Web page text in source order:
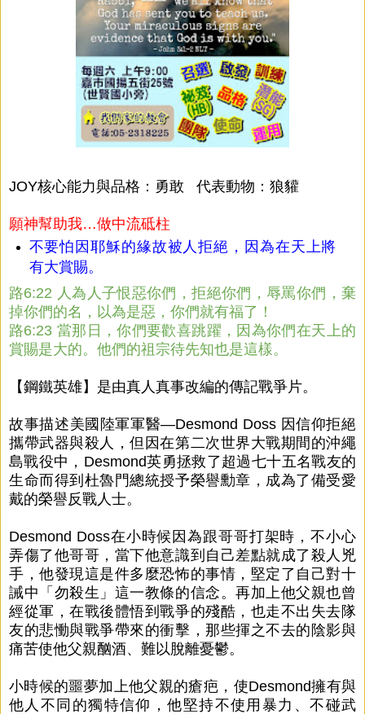
JOY核心能力與品格：勇敢 代表動物：狼貛
願神幫助我…做中流砥柱
不要怕因耶穌的緣故被人拒絕，因為在天上將
有大賞賜。
路6:22 人為人子恨惡你們，拒絕你們，辱罵你們，棄
掉你們的名，以為是惡，你們就有福了！
路6:23 當那日，你們要歡喜跳躍，因為你們在天上的
賞賜是大的。他們的祖宗待先知也是這樣。
【鋼鐵英雄】是由真人真事改編的傳記戰爭片。
故事描述美國陸軍軍醫—Desmond Doss 因信仰拒絕
攜帶武器與殺人，但因在第二次世界大戰期間的沖繩
島戰役中，Desmond英勇拯救了超過七十五名戰友的
生命而得到杜魯門總統授予榮譽勳章，成為了備受愛
戴的榮譽反戰人士。
Desmond Doss在小時候因為跟哥哥打架時，不小心
弄傷了他哥哥，當下他意識到自己差點就成了殺人兇
手，他發現這是件多麼恐怖的事情，堅定了自己對十
誡中「勿殺生」這一教條的信念。再加上他父親也曾
經從軍，在戰後體悟到戰爭的殘酷，也走不出失去隊
友的悲慟與戰爭帶來的衝擊，那些揮之不去的陰影與
痛苦使他父親酗酒、難以脫離憂鬱。
小時候的噩夢加上他父親的瘡疤，使Desmond擁有與
他人不同的獨特信仰，他堅持不使用暴力、不碰武